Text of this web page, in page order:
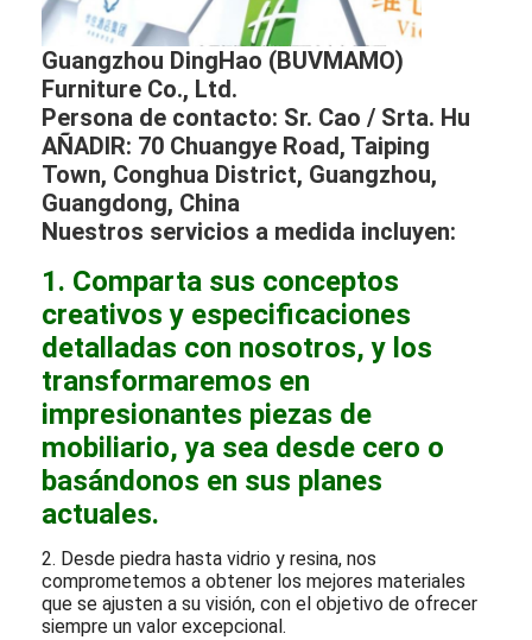
Guangzhou DingHao (BUVMAMO)
Furniture Co., Ltd.
Persona de contacto: Sr. Cao / Srta. Hu
AÑADIR: 70 Chuangye Road, Taiping
Town, Conghua District, Guangzhou,
Guangdong, China
Nuestros servicios a medida incluyen:
1. Comparta sus conceptos
creativos y especificaciones
detalladas con nosotros, y los
transformaremos en
impresionantes piezas de
mobiliario, ya sea desde cero o
basándonos en sus planes
actuales.
2. Desde piedra hasta vidrio y resina, nos
comprometemos a obtener los mejores materiales
que se ajusten a su visión, con el objetivo de ofrecer
siempre un valor excepcional.